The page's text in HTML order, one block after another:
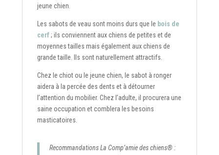
jeune chien.
Les sabots de veau sont moins durs que le bois de
cerf; ils conviennent aux chiens de petites et de
moyennes tailles mais également aux chiens de
grande taille. Ils sont naturellement attractifs.
Chez le chiot ou le jeune chien, le sabot à ronger
aidera à la percée des dents et à détourner
l’attention du mobilier. Chez l’adulte, il procurera une
saine occupation et comblera les besoins
masticatoires.
Recommandations La Comp’amie des chiens® :